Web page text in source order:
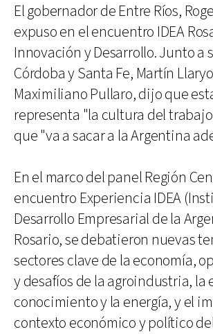
El gobernador de Entre Ríos,
expuso en el encuentro IDEA
Innovación y Desarrollo. Junto a
Córdoba y Santa Fe, Martín
Maximiliano Pullaro, dijo que
representa "la cultura del
que "va a sacar a la Argentina
En el marco del panel Región
encuentro Experiencia IDEA
Desarrollo Empresarial de la
Rosario, se debatieron nuevas
sectores clave de la economía,
y desafíos de la agroindustria, la
conocimiento y la energía, y el
contexto económico y político